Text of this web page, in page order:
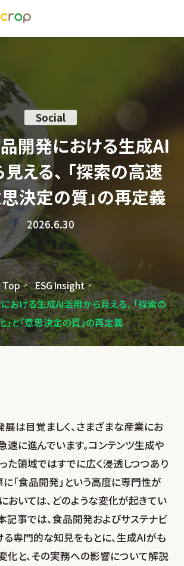
Recruit
資料請求はこちら
お問い合わせ
Social
開発における生成AI
える、 「探索の高速
思決定の質」の再定義
2026.6.30
Top
ESG Insight
おける生成AI活用から見える、 「探索の
」と「意思決定の質」の再定義
展は目覚ましく、さまざまな産業にお
速に進んでいます。コンテンツ生成や
た領域ではすでに広く浸透しつつあり
に「食品開発」という高度に専門性が
おいては、どのような変化が起きてい
記事では、食品開発およびサステナビ
る専門的な知見をもとに、生成AIがも
化と、その実務への影響について解説